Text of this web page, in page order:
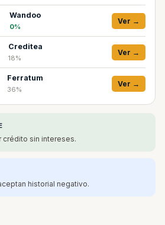
Wandoo
0%
Ver →
Creditea
18%
Ver →
Ferratum
36%
Ver →
crédito sin intereses.
historial negativo.